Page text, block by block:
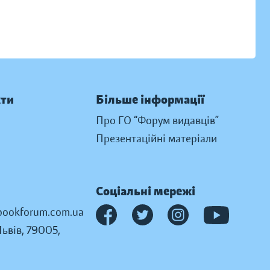
Більше інформації
Про ГО “Форум видавців”
Презентаційні матеріали
79005,
Соціальні мережі